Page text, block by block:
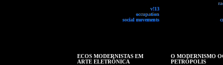
v!13
occupation
social movements
ECOS MODERNISTAS EM
ARTE ELETRÔNICA
O MODERNISMO
PETRÓPOLIS